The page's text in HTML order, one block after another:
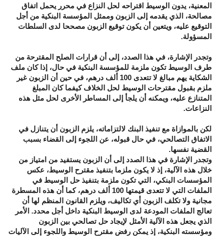
المعنية، يدون الوسيط اقتراحه لحل النزاع في محرر يحمل اتفاق
مصالحة، الذي يقدمه إلى الزبون وممثل المؤسسة البنكية من أجل
التوقيع عليه، ويتعين أن يكون توقيع الزبون مصححا لدى السلطات
المسؤولة.
وتجدر الإشارة، في هذا الصدد، إلى أن قرارات الصلح المقترحة من
طرف الوسيط تكون ملزمة للمؤسسة البنكية في حال، إذا كان ملف
الشكاية يهم مبالغ لا تتعدى 100 ألف درهم، في حين أن الزبون غير
ملزم بقبول مقترحات الوسيط لحل الخلاف كيفما كان المبلغ
المتنازع عليه، ويمكنه أن يلجأ إلى المساطر الأخرى لحل مثل هذه
النزاعات.
لكن بالموازاة مع تنفيذ البنك لالتزاماته، يلزم الزبون أن يتنازل في
الاتفاق التصالحي، في حال قبوله، عن اللجوء إلى القضاء بسبب
القضية نفسها.
وتجدر الإشارة في هذا الصدد إلى أن الزبون يستفيد من امتياز من
خلال هذه الآلية، إذ لا يكون ملزما بتنفيذ مقترح الوسيط، عكس
المؤسسات البنكي، التي تكون ملزمة بتنفيذ حل الوسيط في
الملفات التي لا تتعدى قيمتها 100 ألف درهم، كما أن هذه المسطرة
مجانية ولا تكلف الزبون أي تكاليف، ويلزم القانون المنظم لها أن
تعالج الملفات المودعة لدى الوسيط البنكية داخل أجل محدد. الأمر
الذي يجعل هذه الآلية الأمثل لإيجاد حل تصالحي بين الزبون
ومؤسسته البنكية، إذ يمكن رفض مقترح الوسيط واللجوء إلى الآليات